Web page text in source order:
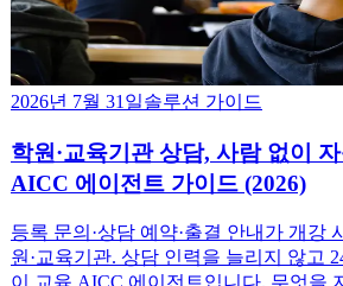
2026년 7월 31일솔루션 가이드
학원·교육기관 상담, 사람 없이
AICC 에이전트 가이드 (2026)
등록 문의·상담 예약·출결 안내가 개강
원·교육기관. 상담 인력을 늘리지 않고